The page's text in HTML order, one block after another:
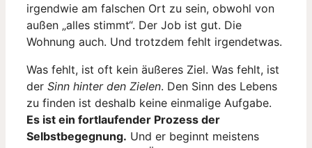
irgendwie am falschen Ort zu sein, obwohl von
außen „alles stimmt“. Der Job ist gut. Die
Wohnung auch. Und trotzdem fehlt irgendetwas.
Was fehlt, ist oft kein äußeres Ziel. Was fehlt, ist
der Sinn hinter den Zielen. Den Sinn des Lebens
zu finden ist deshalb keine einmalige Aufgabe.
Es ist ein fortlaufender Prozess der
Selbstbegegnung. Und er beginnt meistens